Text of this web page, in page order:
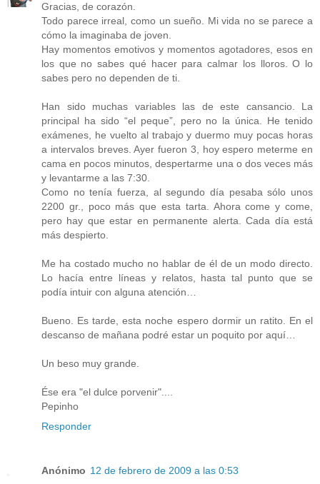
Gracias, de corazón.
Todo parece irreal, como un sueño. Mi vida no se parece a
cómo la imaginaba de joven.
Hay momentos emotivos y momentos agotadores, esos en
los que no sabes qué hacer para calmar los lloros. O lo
sabes pero no dependen de ti.
Han sido muchas variables las de este cansancio. La
principal ha sido “el peque”, pero no la única. He tenido
exámenes, he vuelto al trabajo y duermo muy pocas horas
a intervalos breves. Ayer fueron 3, hoy espero meterme en
cama en pocos minutos, despertarme una o dos veces más
y levantarme a las 7:30.
Como no tenía fuerza, al segundo día pesaba sólo unos
2200 gr., poco más que esta tarta. Ahora come y come,
pero hay que estar en permanente alerta. Cada día está
más despierto.
Me ha costado mucho no hablar de él de un modo directo.
Lo hacía entre líneas y relatos, hasta tal punto que se
podía intuir con alguna atención…
Bueno. Es tarde, esta noche espero dormir un ratito. En el
descanso de mañana podré estar un poquito por aquí…
Un beso muy grande.
Ése era "el dulce porvenir"....
Pepinho
Responder
Anónimo 12 de febrero de 2009 a las 0:53